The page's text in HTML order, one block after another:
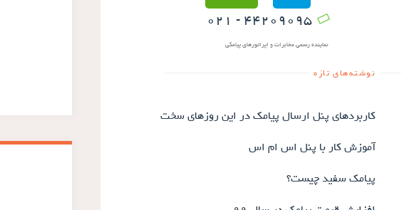
۴۴۲۰۹۰۹۵ - ۰۲۱
نماینده رسمی مخابرات و اپراتورهای پیامکی
نوشته‌های تازه
کاربردهای پنل ارسال پیامک در این روزهای سخت
آموزش کار با پنل اس ام اس
پیامک سفید چیست؟